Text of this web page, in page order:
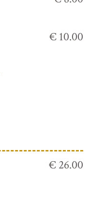
€ 10.00
€ 26.00